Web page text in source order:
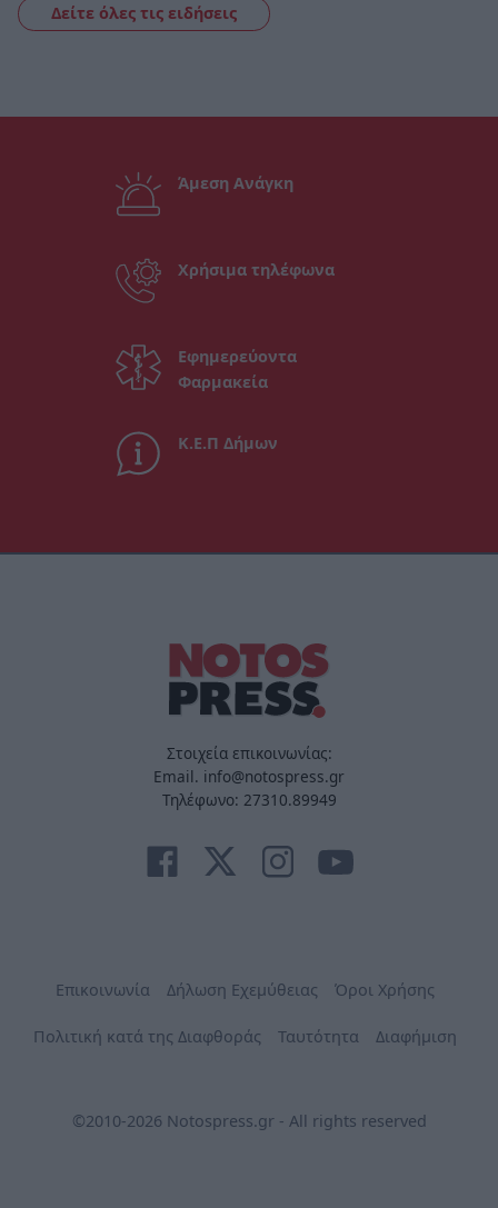
Δείτε όλες τις ειδήσεις
Άμεση Ανάγκη
Χρήσιμα τηλέφωνα
Εφημερεύοντα
Φαρμακεία
Κ.Ε.Π Δήμων
Στοιχεία επικοινωνίας:
Email. info@notospress.gr
Τηλέφωνο: 27310.89949
Επικοινωνία Δήλωση Εχεμύθειας Όροι Χρήσης
Πολιτική κατά της Διαφθοράς Ταυτότητα Διαφήμιση
©2010-2026 Notospress.gr - All rights reserved